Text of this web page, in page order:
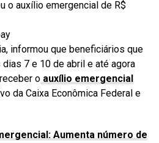
informou que beneficiários que
7 e 10 de abril e até agora
oauxílio emergencial
da Caixa Econômica Federal e
Aumenta número de